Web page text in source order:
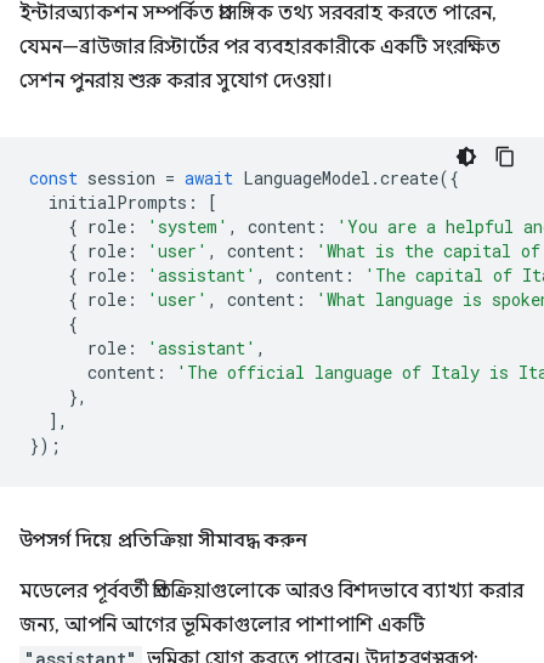
ইন্টারঅ্যাকশন সম্পর্কিত প্রাসঙ্গিক তথ্য সরবরাহ করতে পারেন,
যেমন—ব্রাউজার রিস্টার্টের পর ব্যবহারকারীকে একটি সংরক্ষিত
সেশন পুনরায় শুরু করার সুযোগ দেওয়া।
const session = await LanguageModel .create({
initialPrompts :
[
{ role : 'system' , content :
'You are a helpful
{ role : 'user' , content :
'What is the capital
{ role : 'assistant' , content :
'The capital of
{ role : 'user' , content :
'What language is
{
role : 'assistant' ,
content :
'The official language of Italy is
},
],
});
উপসর্গ দিয়ে প্রতিক্রিয়া সীমাবদ্ধ করুন
মডেলের পূর্ববর্তী প্রতিক্রিয়াগুলোকে আরও বিশদভাবে ব্যাখ্যা করার
জন্য, আপনি আগের ভূমিকাগুলোর পাশাপাশি একটি